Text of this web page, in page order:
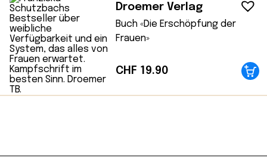
Droemer Verlag
Buch «Die Erschöpfung der
Frauen»
CHF 19.90